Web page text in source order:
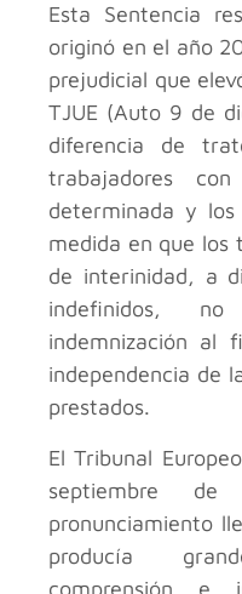
Esta Sentencia
originó en el año
prejudicial que
TJUE (Auto 9 de
diferencia de
trabajadores
determinada y
medida en que los
de interinidad, a
indefinidos,
indemnización al
independencia de
prestados.
El Tribunal
septiembre
pronunciamiento
producía
comprensión e